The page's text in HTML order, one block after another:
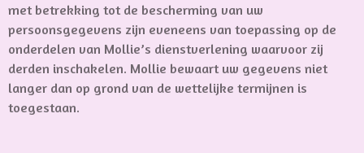
met betrekking tot de bescherming van uw
persoonsgegevens zijn eveneens van toepassing op de
onderdelen van Mollie’s dienstverlening waarvoor zij
derden inschakelen. Mollie bewaart uw gegevens niet
langer dan op grond van de wettelijke termijnen is
toegestaan.